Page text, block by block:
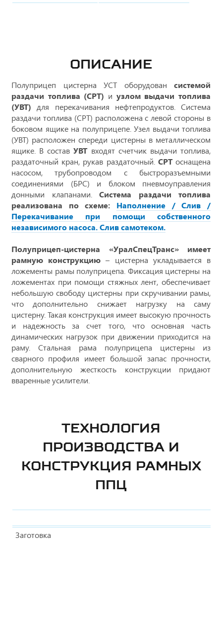
ОПИСАНИЕ
Полуприцеп цистерна УСТ оборудован системой
раздачи топлива (СРТ) и узлом выдачи топлива
(УВТ) для перекачивания нефтепродуктов. Система
раздачи топлива (СРТ) расположена с левой стороны в
боковом ящике на полуприцепе. Узел выдачи топлива
(УВТ) расположен спереди цистерны в металлическом
ящике. В составУВТвходят счетчик выдачи топлива,
раздаточный кран, рукав раздаточный. СРТоснащена
насосом, трубопроводом с быстроразъемными
соединениями (БРС) и блоком пневмоуправления
донными клапанами. Система раздачи топлива
реализована по схеме: Наполнение / Слив /
Перекачивание при помощи собственного
независимого насоса. Слив самотеком.
Полуприцеп-цистерна «УралСпецТранс» имеет
рамную конструкцию – цистерна укладывается в
ложементы рамы полуприцепа. Фиксация цистерны на
ложементах при помощи стяжных лент, обеспечивает
небольшую свободу цистерны при скручивании рамы,
что дополнительно снижает нагрузку на саму
цистерну. Такая конструкция имеет высокую прочность
и надежность за счет того, что основная часть
динамических нагрузок при движении приходится на
раму. Стальная рама полуприцепа цистерны из
сварного профиля имеет большой запас прочности,
дополнительную жесткость конструкции придают
вваренные усилители.
ТЕХНОЛОГИЯ
ПРОИЗВОДСТВА И
КОНСТРУКЦИЯ РАМНЫХ
ППЦ
Заготовка